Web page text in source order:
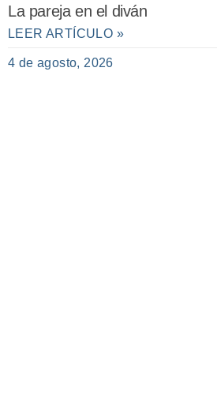
La pareja en el diván
LEER ARTÍCULO »
4 de agosto, 2026